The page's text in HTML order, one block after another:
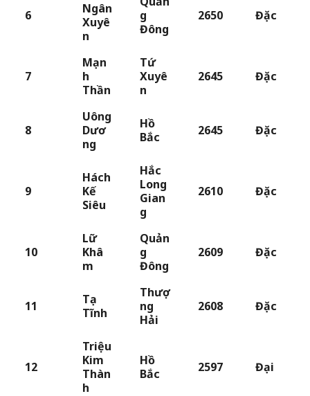
6
Ngân
Xuyê
n
g
Đông
2650 Đặc
7
Mạn
h
Thần
Tứ
Xuyê
n
2645 Đặc
8
Uông
Dươ
ng
Hồ
Bắc
2645 Đặc
9
Hách
Kế
Siêu
Hắc
Long
Gian
g
2610 Đặc
10
Lữ
Khâ
m
Quản
g
Đông
2609 Đặc
11
Tạ
Tĩnh
Thượ
ng
Hải
2608 Đặc
12
Triệu
Kim
Thàn
h
Hồ
Bắc
2597 Đại